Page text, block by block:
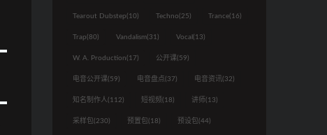
Tearout Dubstep(10) Techno(25) Trance(16)
Trap(80) Vandalism(31) Vocal (13)
W. A. Production(17) 公开课(59)
电音公开课(59) 电音盘点(37) 电音资讯(32)
知名制作人(112) 短视频 (18) 讲师(13)
采样包(230) 预置包(18) 预设包(44)